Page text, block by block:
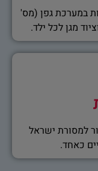
במערכת גפן (מס'
למסורת ישראל
כאחד.